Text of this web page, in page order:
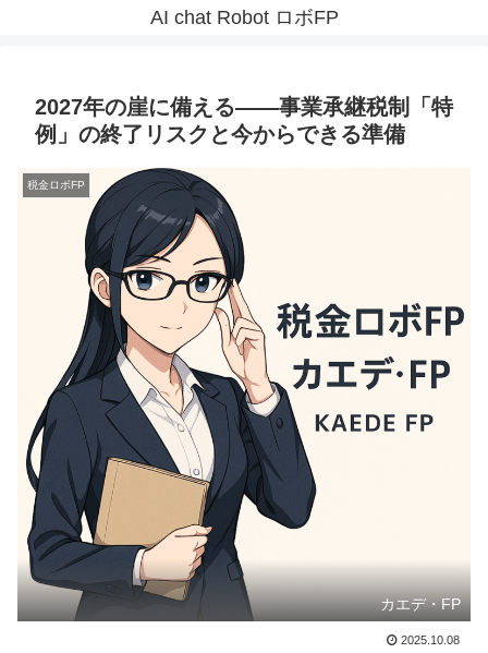
AI chat Robot ロボFP
2027年の崖に備える――事業承継税制「特
例」の終了リスクと今からできる準備
税金ロボFP
カエデ・FP
2025.10.08